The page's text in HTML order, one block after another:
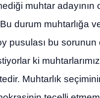
muhtar adayının
Bu durum muhtarlığa
pusulası bu
ki
Muhtarlık